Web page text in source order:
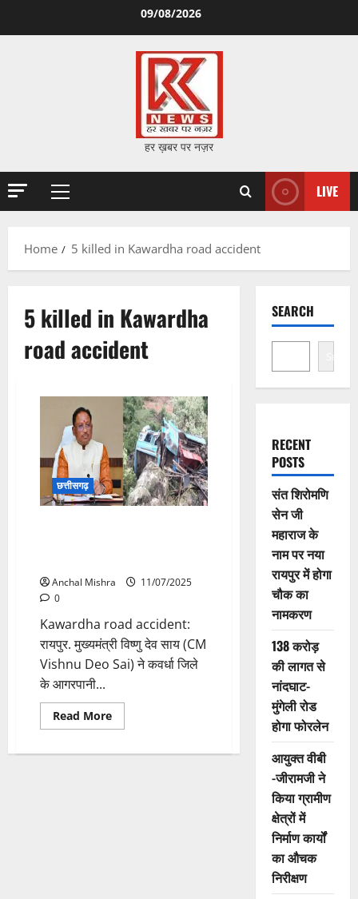
09/08/2026
हर ख़बर पर नज़र
Primary
LIVE
Home 5 killed in Kawardha road accident
5 killed in Kawardha
road accident
छत्तीसगढ़
Anchal Mishra
11/07/2025
0
Kawardha road accident:
रायपुर. मुख्यमंत्री विष्णु देव साय (CM
Vishnu Deo Sai) ने कवर्धा जिले
के आगरपानी...
Read MoreRead
more
road
SEARCH
Search
RECENT
POSTS
संत शिरोमणि
सेन जी
महाराज के
नाम पर नया
रायपुर में होगा
चौक का
नामकरण
138 करोड़
की लागत से
नांदघाट-
मुंगेली रोड
होगा फोरलेन
आयुक्त वीबी
-जीरामजी ने
किया ग्रामीण
क्षेत्रों में
निर्माण कार्यों
का औचक
निरीक्षण